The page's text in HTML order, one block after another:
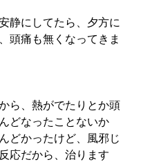
静にしてたら、夕方に
頭痛も無くなってきま
ら、熱がでたりとか頭
どなったことないか
どかったけど、風邪じ
応だから、治ります